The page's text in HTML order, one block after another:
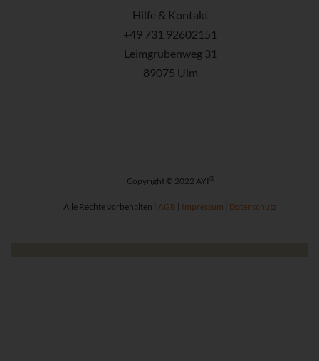
Hilfe & Kontakt
+49 731 92602151
Leimgrubenweg 31
89075 Ulm
Copyright © 2022 AYI ®
Alle Rechte vorbehalten | AGB | Impressum | Datenschutz